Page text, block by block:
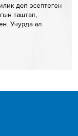
деп эсептеген
таштап,
Учурда ал